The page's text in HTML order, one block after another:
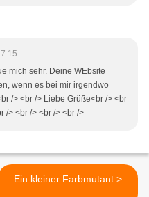
mich sehr. Deine WEbsite
wenn es bei mir irgendwo
/> <br /> Liebe Grüße<br /> <br
/> <br /> <br /> <br />
Ein kleiner Farbmutant >